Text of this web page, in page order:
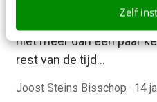
Zelf
Een particulier die een
niet meer dan een paar
rest van de tijd…
Joost Steins Bisschop · 14